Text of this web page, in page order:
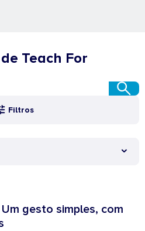
Teach For
Filtros
gesto simples, com